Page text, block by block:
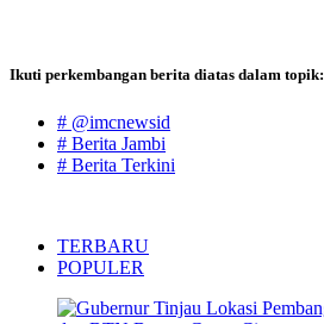
Ikuti perkembangan berita diatas dalam topik:
# @imcnewsid
# Berita Jambi
# Berita Terkini
TERBARU
POPULER